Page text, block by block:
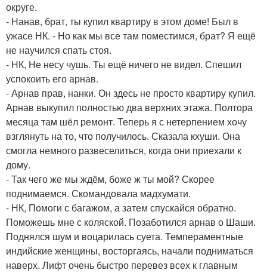
округе.
- Нанав, брат, ты купил квартиру в этом доме! Был в
ужасе НК. - Но как мы все там поместимся, брат? Я ещё
не научился спать стоя.
- НК, Не несу чушь. Ты ещё ничего не видел. Спешил
успокоить его арнав.
- Арнав прав, нанки. Он здесь не просто квартиру купил.
Арнав выкупил полностью два верхних этажа. Полтора
месяца там шёл ремонт. Теперь я с нетерпением хочу
взглянуть на то, что получилось. Сказала кхуши. Она
смогла немного развеселиться, когда они приехали к
дому.
- Так чего же мы ждём, боже ж ты мой? Скорее
поднимаемся. Скомандовала мадхумати.
- НК, Помоги с багажом, а затем спускайся обратно.
Поможешь мне с коляской. Позаботился арнав о Шаши.
Поднялся шум и воцарилась суета. Темпераментные
индийские женщины, восторгаясь, начали подниматься
наверх. Лифт очень быстро перевез всех к главным